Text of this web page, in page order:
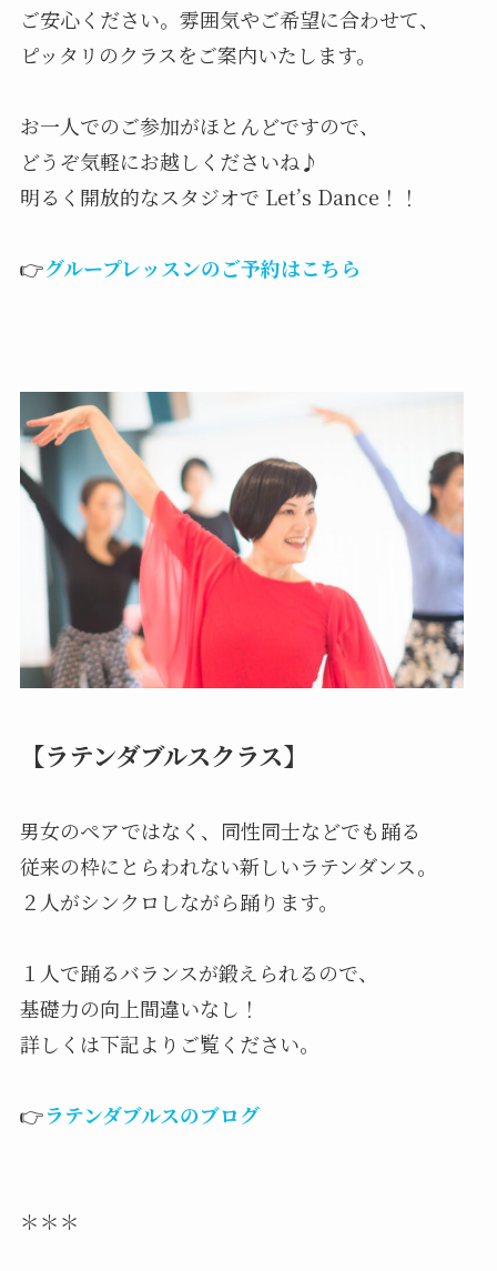
ご安心ください。雰囲気やご希望に合わせて、
ピッタリのクラスをご案内いたします。
お一人でのご参加がほとんどですので、
どうぞ気軽にお越しくださいね♪
明るく開放的なスタジオで Let’s Dance！！
👉グループレッスンのご予約はこちら
【ラテンダブルスクラス】
男女のペアではなく、同性同士などでも踊る
従来の枠にとらわれない新しいラテンダンス。
２人がシンクロしながら踊ります。
１人で踊るバランスが鍛えられるので、
基礎力の向上間違いなし！
詳しくは下記よりご覧ください。
👉ラテンダブルスのブログ
＊＊＊